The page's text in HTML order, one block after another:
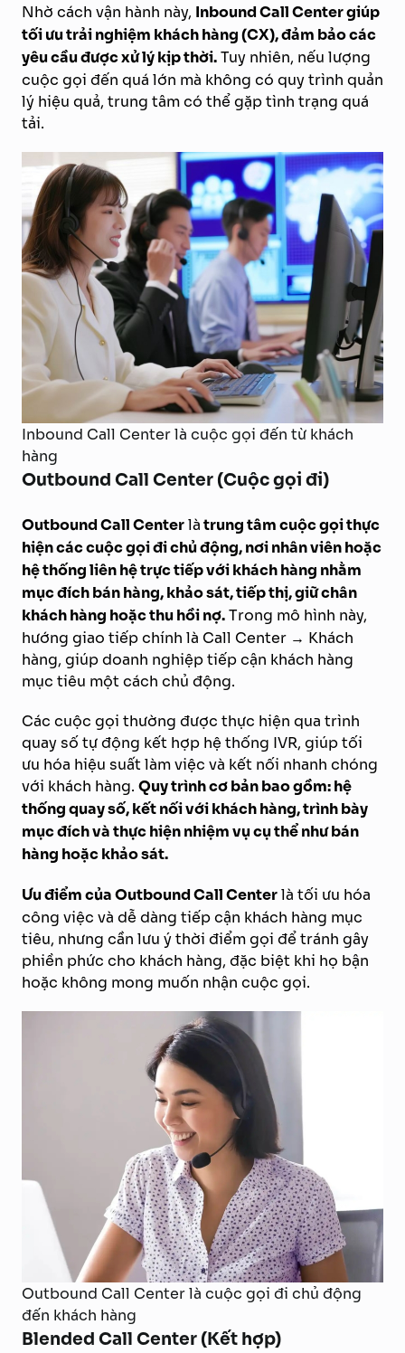
Nhờ cách vận hành này, Inbound Call Center giúp
tối ưu trải nghiệm khách hàng (CX), đảm bảo các
yêu cầu được xử lý kịp thời.Tuy nhiên, nếu lượng
cuộc gọi đến quá lớn mà không có quy trình quản
lý hiệu quả, trung tâm có thể gặp tình trạng quá
tải.
Inbound Call Center là cuộc gọi đến từ khách
hàng
Outbound Call Center (Cuộc gọi đi)
Outbound Call Centerlàtrung tâm cuộc gọi thực
hiện các cuộc gọi đi chủ động, nơi nhân viên hoặc
hệ thống liên hệ trực tiếp với khách hàng nhằm
mục đích bán hàng, khảo sát, tiếp thị, giữ chân
khách hàng hoặc thu hồi nợ.Trong mô hình này,
hướng giao tiếp chính là Call Center → Khách
hàng, giúp doanh nghiệp tiếp cận khách hàng
mục tiêu một cách chủ động.
Các cuộc gọi thường được thực hiện qua trình
quay số tự động kết hợp hệ thống IVR, giúp tối
ưu hóa hiệu suất làm việc và kết nối nhanh chóng
với khách hàng. Quy trình cơ bản bao gồm: hệ
thống quay số, kết nối với khách hàng, trình bày
mục đích và thực hiện nhiệm vụ cụ thể như bán
hàng hoặc khảo sát.
Ưu điểm của Outbound Call Centerlà tối ưu hóa
công việc và dễ dàng tiếp cận khách hàng mục
tiêu, nhưng cần lưu ý thời điểm gọi để tránh gây
phiền phức cho khách hàng, đặc biệt khi họ bận
hoặc không mong muốn nhận cuộc gọi.
Outbound Call Center là cuộc gọi đi chủ động
đến khách hàng
Blended Call Center (Kết hợp)